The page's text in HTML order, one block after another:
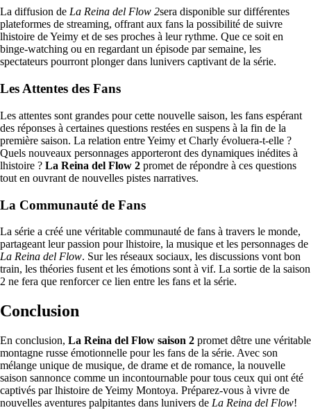
La diffusion de La Reina del Flow 2sera disponible sur différentes
plateformes de streaming, offrant aux fans la possibilité de suivre
lhistoire de Yeimy et de ses proches à leur rythme. Que ce soit en
binge-watching ou en regardant un épisode par semaine, les
spectateurs pourront plonger dans lunivers captivant de la série.
Les Attentes des Fans
Les attentes sont grandes pour cette nouvelle saison, les fans espérant
des réponses à certaines questions restées en suspens à la fin de la
première saison. La relation entre Yeimy et Charly évoluera-t-elle ?
Quels nouveaux personnages apporteront des dynamiques inédites à
lhistoire ? La Reina del Flow 2 promet de répondre à ces questions
tout en ouvrant de nouvelles pistes narratives.
La Communauté de Fans
La série a créé une véritable communauté de fans à travers le monde,
partageant leur passion pour lhistoire, la musique et les personnages de
La Reina del Flow. Sur les réseaux sociaux, les discussions vont bon
train, les théories fusent et les émotions sont à vif. La sortie de la saison
2 ne fera que renforcer ce lien entre les fans et la série.
Conclusion
En conclusion, La Reina del Flow saison 2 promet dêtre une véritable
montagne russe émotionnelle pour les fans de la série. Avec son
mélange unique de musique, de drame et de romance, la nouvelle
saison sannonce comme un incontournable pour tous ceux qui ont été
captivés par lhistoire de Yeimy Montoya. Préparez-vous à vivre de
nouvelles aventures palpitantes dans lunivers de La Reina del Flow!